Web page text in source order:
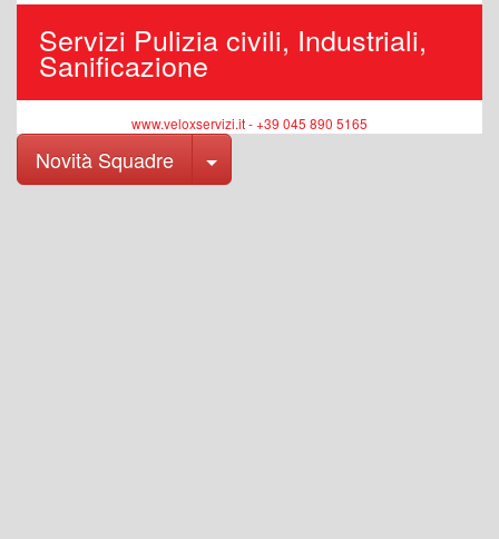
Servizi Pulizia civili, Industriali,
Sanificazione
www.veloxservizi.it - +39 045 890 5165
Novità Squadre Toggle Dropdown